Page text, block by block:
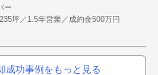
ー
坪／1.5年営業／成約金500万円
成功事例をもっと見る